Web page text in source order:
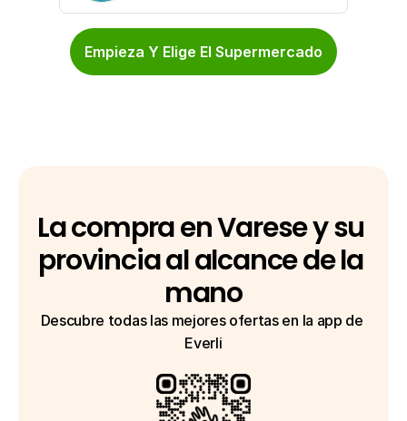
Empieza Y Elige El Supermercado
La compra en Varese y su
provincia al alcance de la
mano
Descubre todas las mejores ofertas en la app de
Everli